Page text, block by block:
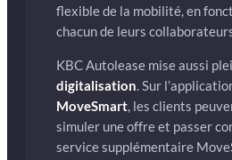
flexible de la mobilité, en
chacun de leurs
KBC Autolease mise aussi
digitalisation. Sur
MoveSmart, les clients
simuler une offre et passer
service supplémentaire